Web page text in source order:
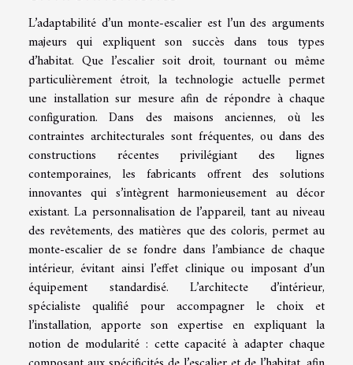
L’adaptabilité d’un monte-escalier est l’un des arguments
majeurs qui expliquent son succès dans tous types
d’habitat. Que l’escalier soit droit, tournant ou même
particulièrement étroit, la technologie actuelle permet
une installation sur mesure afin de répondre à chaque
configuration. Dans des maisons anciennes, où les
contraintes architecturales sont fréquentes, ou dans des
constructions récentes privilégiant des lignes
contemporaines, les fabricants offrent des solutions
innovantes qui s’intègrent harmonieusement au décor
existant. La personnalisation de l’appareil, tant au niveau
des revêtements, des matières que des coloris, permet au
monte-escalier de se fondre dans l’ambiance de chaque
intérieur, évitant ainsi l’effet clinique ou imposant d’un
équipement standardisé. L’architecte d’intérieur,
spécialiste qualifié pour accompagner le choix et
l’installation, apporte son expertise en expliquant la
notion de modularité : cette capacité à adapter chaque